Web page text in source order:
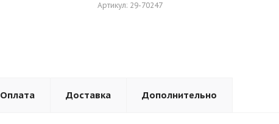
Артикул: 29-70247
Оплата Доставка Дополнительно